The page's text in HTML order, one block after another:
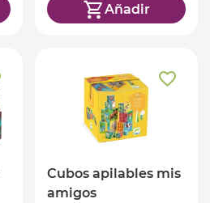
Añadir
Cubos apilables mis
amigos